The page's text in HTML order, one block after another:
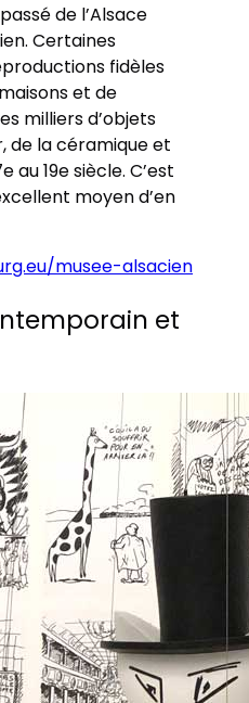
de l’Alsace
Certaines
fidèles
et de
milliers d’objets
de la céramique et
au 19e siècle. C’est
moyen d’en
musee-alsacien
et